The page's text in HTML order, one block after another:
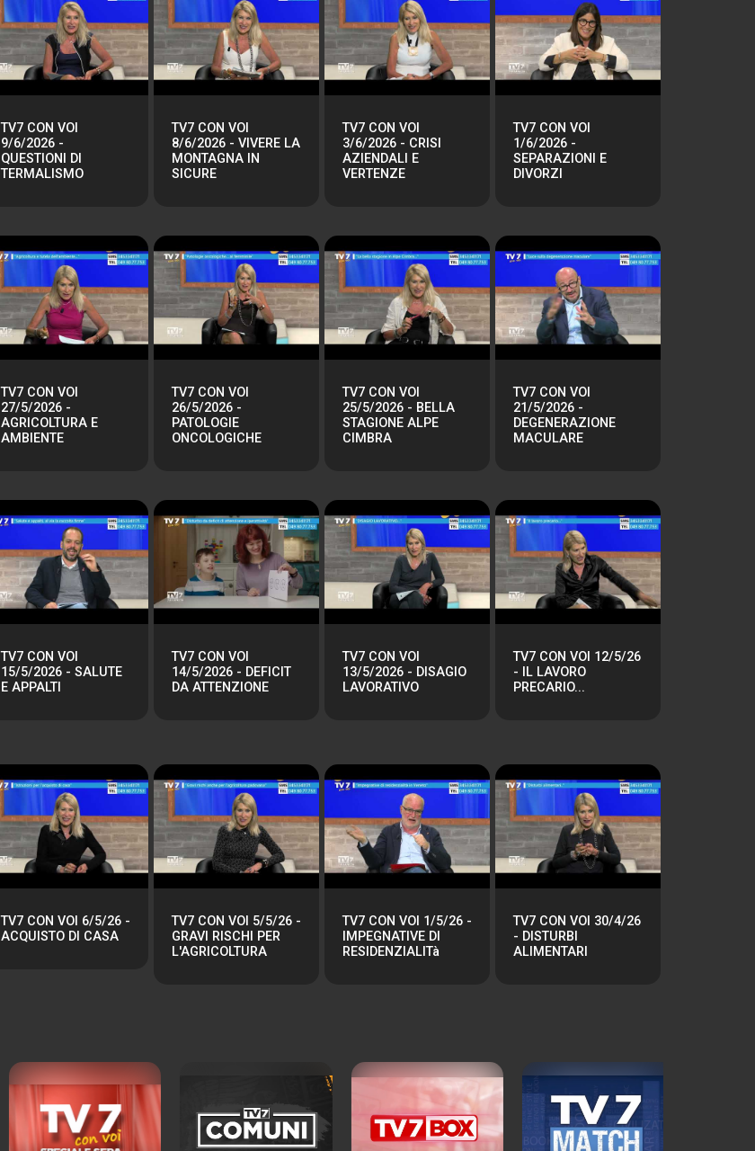
TV7 CON VOI
9/6/2026 -
QUESTIONI DI
TERMALISMO
TV7 CON VOI
8/6/2026 - VIVERE LA
MONTAGNA IN
SICURE
TV7 CON VOI
3/6/2026 - CRISI
AZIENDALI E
VERTENZE
TV7 CON VOI
1/6/2026 -
SEPARAZIONI E
DIVORZI
TV7 CON VOI
27/5/2026 -
AGRICOLTURA E
AMBIENTE
TV7 CON VOI
26/5/2026 -
PATOLOGIE
ONCOLOGICHE
TV7 CON VOI
25/5/2026 - BELLA
STAGIONE ALPE
CIMBRA
TV7 CON VOI
21/5/2026 -
DEGENERAZIONE
MACULARE
TV7 CON VOI
15/5/2026 - SALUTE
E APPALTI
TV7 CON VOI
14/5/2026 - DEFICIT
DA ATTENZIONE
TV7 CON VOI
13/5/2026 - DISAGIO
LAVORATIVO
TV7 CON VOI 12/5/26
- IL LAVORO
PRECARIO...
TV7 CON VOI 6/5/26 -
ACQUISTO DI CASA
TV7 CON VOI 5/5/26 -
GRAVI RISCHI PER
L'AGRICOLTURA
TV7 CON VOI 1/5/26 -
IMPEGNATIVE DI
RESIDENZIALITà
TV7 CON VOI 30/4/26
- DISTURBI
ALIMENTARI